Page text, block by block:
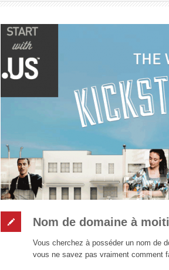
Nom de domaine à
Vous cherchez à posséder un nom de
vous ne savez pas vraiment comment